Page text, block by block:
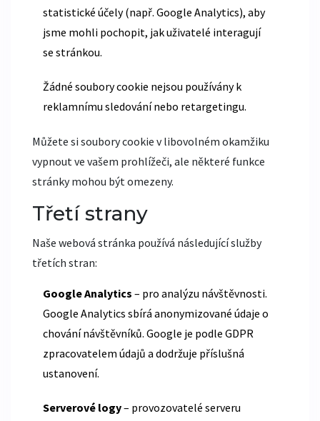
statistické účely (např. Google Analytics), aby
jsme mohli pochopit, jak uživatelé interagují
se stránkou.
Žádné soubory cookie nejsou používány k
reklamnímu sledování nebo retargetingu.
Můžete si soubory cookie v libovolném okamžiku
vypnout ve vašem prohlížeči, ale některé funkce
stránky mohou být omezeny.
Třetí strany
Naše webová stránka používá následující služby
třetích stran:
Google Analytics – pro analýzu návštěvnosti.
Google Analytics sbírá anonymizované údaje o
chování návštěvníků. Google je podle GDPR
zpracovatelem údajů a dodržuje příslušná
ustanovení.
Serverové logy– provozovatelé serveru